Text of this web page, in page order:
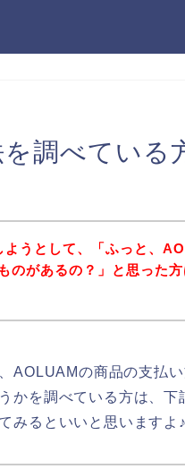
調べている
うとして、「ふっと、
のがあるの？」と思った
AOLUAMの商品の支払
かを調べている方は、下
みるといいと思いますよ♪